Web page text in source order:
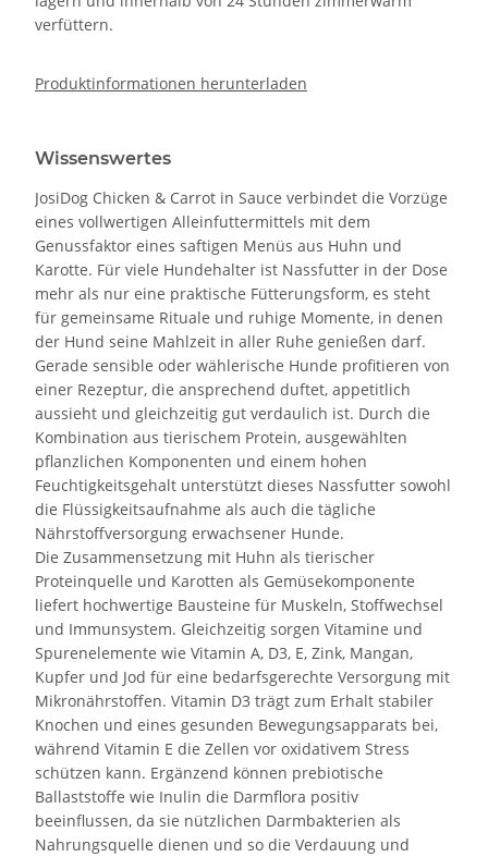
verfüttern.
Produktinformationen herunterladen
Wissenswertes
JosiDog Chicken & Carrot in Sauce verbindet die Vorzüge
eines vollwertigen Alleinfuttermittels mit dem
Genussfaktor eines saftigen Menüs aus Huhn und
Karotte. Für viele Hundehalter ist Nassfutter in der Dose
mehr als nur eine praktische Fütterungsform, es steht
für gemeinsame Rituale und ruhige Momente, in denen
der Hund seine Mahlzeit in aller Ruhe genießen darf.
Gerade sensible oder wählerische Hunde profitieren von
einer Rezeptur, die ansprechend duftet, appetitlich
aussieht und gleichzeitig gut verdaulich ist. Durch die
Kombination aus tierischem Protein, ausgewählten
pflanzlichen Komponenten und einem hohen
Feuchtigkeitsgehalt unterstützt dieses Nassfutter sowohl
die Flüssigkeitsaufnahme als auch die tägliche
Nährstoffversorgung erwachsener Hunde.
Die Zusammensetzung mit Huhn als tierischer
Proteinquelle und Karotten als Gemüsekomponente
liefert hochwertige Bausteine für Muskeln, Stoffwechsel
und Immunsystem. Gleichzeitig sorgen Vitamine und
Spurenelemente wie Vitamin A, D3, E, Zink, Mangan,
Kupfer und Jod für eine bedarfsgerechte Versorgung mit
Mikronährstoffen. Vitamin D3 trägt zum Erhalt stabiler
Knochen und eines gesunden Bewegungsapparats bei,
während Vitamin E die Zellen vor oxidativem Stress
schützen kann. Ergänzend können prebiotische
Ballaststoffe wie Inulin die Darmflora positiv
beeinflussen, da sie nützlichen Darmbakterien als
Nahrungsquelle dienen und so die Verdauung und